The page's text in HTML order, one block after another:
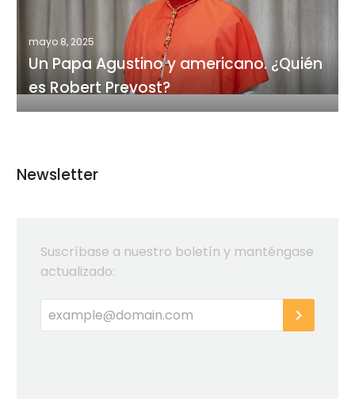
es
Robert
Prevost?
mayo 8, 2025
Un Papa Agustino y americano. ¿Quién
es Robert Prevost?
Newsletter
Suscríbase a nuestro boletín y manténgase
actualizado: